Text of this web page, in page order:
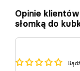
Opinie
słomką do